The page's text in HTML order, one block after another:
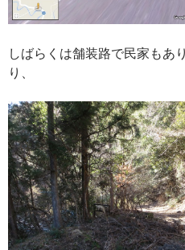
しばらくは舗装路で民家もあ
り、